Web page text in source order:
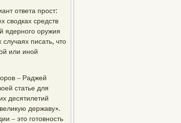
ответа прост:
сводках средств
ядерного оружия
писать, что
или иной
– Раджей
статье для
десятилетий
державу».
– это готовность